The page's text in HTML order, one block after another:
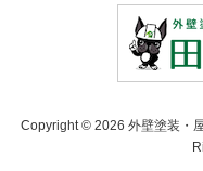
Copyright © 2026 外壁塗装・